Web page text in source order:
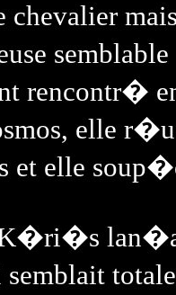
chevalier
rencontr�
elle
et elle
K�ri�s